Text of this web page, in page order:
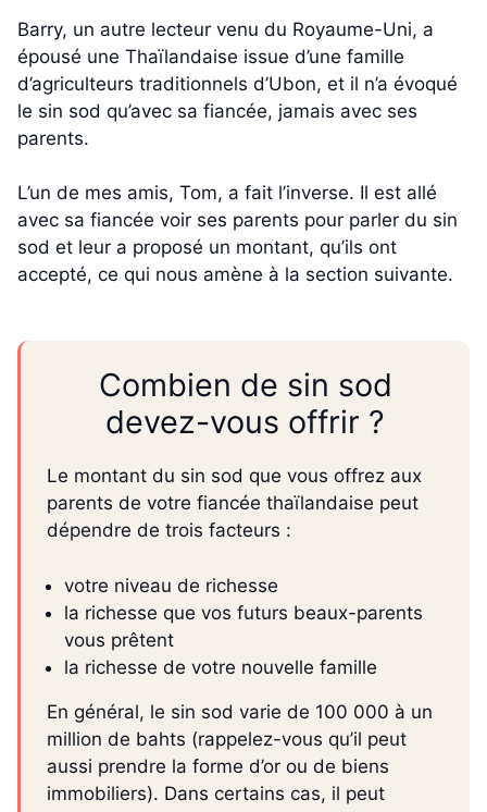
Barry, un autre lecteur venu du Royaume-Uni, a
épousé une Thaïlandaise issue d’une famille
d’agriculteurs traditionnels d’Ubon, et il n’a évoqué
le sin sod qu’avec sa fiancée, jamais avec ses
parents.
L’un de mes amis, Tom, a fait l’inverse. Il est allé
avec sa fiancée voir ses parents pour parler du sin
sod et leur a proposé un montant, qu’ils ont
accepté, ce qui nous amène à la section suivante.
Combien de sin sod
devez-vous offrir ?
Le montant du sin sod que vous offrez aux
parents de votre fiancée thaïlandaise peut
dépendre de trois facteurs :
votre niveau de richesse
la richesse que vos futurs beaux-parents
vous prêtent
la richesse de votre nouvelle famille
En général, le sin sod varie de 100 000 à un
million de bahts (rappelez-vous qu’il peut
aussi prendre la forme d’or ou de biens
immobiliers). Dans certains cas, il peut